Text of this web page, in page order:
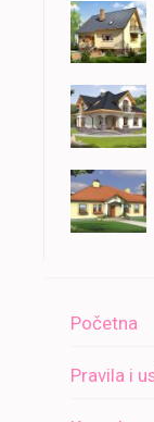
Početna
Pravila i